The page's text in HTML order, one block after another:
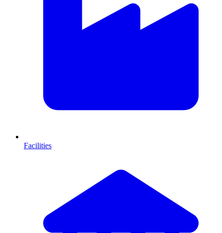
Facilities